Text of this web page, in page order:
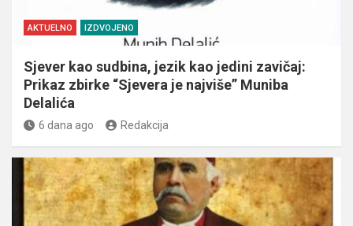
AKTUELNO IZDVOJENO
Sjever kao sudbina, jezik kao jedini zavičaj:
Prikaz zbirke “Sjevera je najviše” Muniba
Delalića
6 dana ago Redakcija